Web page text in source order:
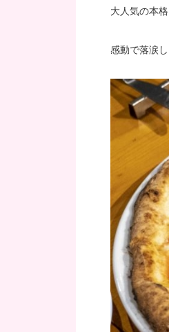
大人気の本
感動で落涙